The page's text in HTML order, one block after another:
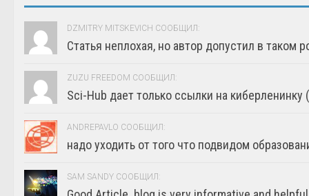
DZMITRY MITSKEVICH СООБЩИЛ:
Статья неплохая, но автор допустил в таком
ZUZU FREEDOM СООБЩИЛ:
Sci-Hub дает только ссылки на киберленинку
ANDREPAVLO СООБЩИЛ:
надо уходить от того что подвидом
SAM SANDY СООБЩИЛ: